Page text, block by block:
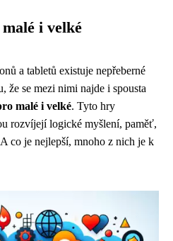
i velké
a tabletů existuje nepřeberné
že se mezi nimi najde i spousta
malé i velké. Tyto hry
rozvíjejí logické myšlení, paměť,
co je nejlepší, mnoho z nich je k